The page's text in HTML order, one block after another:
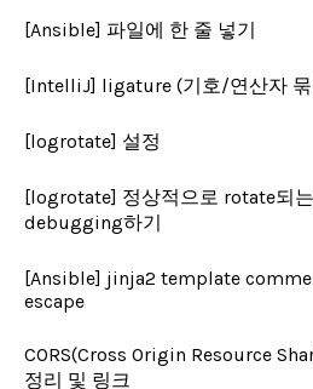
[Ansible] 파일에 한 줄 넣기
[IntelliJ] ligature (기호/연산자
[logrotate] 설정
[logrotate] 정상적으로 rotate되는
debugging하기
[Ansible] jinja2 template
escape
CORS(Cross Origin Resource
정리 및 링크